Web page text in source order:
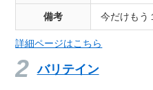
備考 今だけもう
詳細ページはこちら
バリテイン